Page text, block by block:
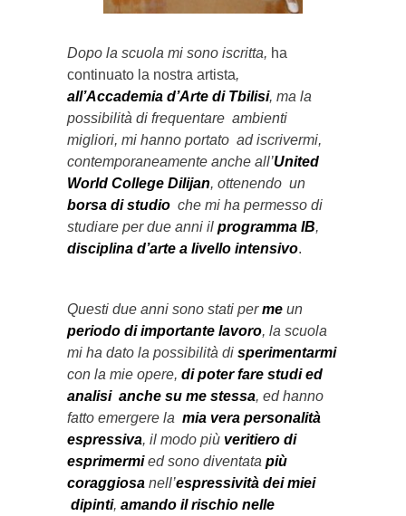
Dopo la scuola mi sono iscritta, ha
continuato la nostra artista,
all’Accademia d’Arte di Tbilisi, ma la
possibilità di frequentare ambienti
migliori, mi hanno portato ad iscrivermi,
contemporaneamente anche all’United
World College Dilijan, ottenendo un
borsa di studio che mi ha permesso di
studiare per due anni il programma IB,
disciplina d’arte a livello intensivo.
Questi due anni sono stati perme un
periodo di importante lavoro, la scuola
mi ha dato la possibilità di sperimentarmi
con la mie opere, di poter fare studi ed
analisi anche su me stessa, ed hanno
fatto emergere la mia vera personalità
espressiva, il modo più veritiero di
esprimermied sono diventata più
coraggiosa nell’espressività dei miei
dipinti, amando il rischio nelle